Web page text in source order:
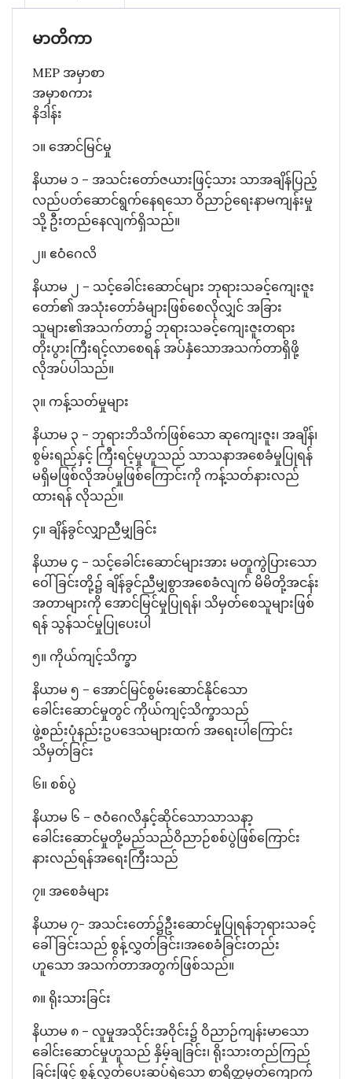
မာတိကာ
MEP အမှာစာ
အမှာစကား
နိဒါန်း
၁။ အောင်မြင်မှု
နိယာမ ၁ – အသင်းတော်ဇယားဖြင့်သား သာအချိန်ပြည့်
လည်ပတ်ဆောင်ရွက်နေရသော ဝိညာဉ်ရေးနာမကျန်းမှု
သို့ ဦးတည်နေလျက်ရှိသည်။
၂။ ဧဝံဂေလိ
နိယာမ ၂ – သင့်ခေါင်းဆောင်များ ဘုရားသခင့်ကျေးဇူး
တော်၏ အသုံးတော်ခံများဖြစ်စေလိုလျှင် အခြား
သူများ၏အသက်တာ၌ ဘုရားသခင့်ကျေးဇူးတရား
တိုးပွားကြီးရင့်လာစေရန် အပ်နှံသောအသက်တာရှိဖို့
လိုအပ်ပါသည်။
၃။ ကန့်သတ်မှုများ
နိယာမ ၃ – ဘုရားဘိသိက်ဖြစ်သော ဆုကျေးဇူး၊ အချိန်၊
စွမ်းရည်နှင့် ကြီးရင့်မှုဟူသည် သာသနာအစေခံမှုပြုရန်
မရှိမဖြစ်လိုအပ်မှုဖြစ်ကြောင်းကို ကန့်သတ်နားလည်
ထားရန် လိုသည်။
၄။ ချိန်ခွင်လျှာညီမျှခြင်း
နိယာမ ၄ – သင့်ခေါင်းဆောင်များအား မတူကွဲပြားသော
ဝေါ်ခြင်းတို့၌ ချိန်ခွင်ညီမျှစွာအစေခံလျက် မိမိတို့အငန်း
အတာများကို အောင်မြင်မှုပြုရန်၊ သိမှတ်စေသူများဖြစ်
ရန် သွန်သင်မှုပြုပေးပါ
၅။ ကိုယ်ကျင့်သိက္ခာ
နိယာမ ၅ – အောင်မြင်စွမ်းဆောင်နိုင်သော
ခေါင်းဆောင်မှုတွင် ကိုယ်ကျင့်သိက္ခာသည်
ဖွဲ့စည်းပုံနည်းဥပဒေသများထက် အရေးပါကြောင်း
သိမှတ်ခြင်း
၆။ စစ်ပွဲ
နိယာမ ၆ – ဇဝံဂေလိနှင့်ဆိုင်သောသာသနာ့
ခေါင်းဆောင်မှုတို့မည်သည်ဝိညာဉ်စစ်ပွဲဖြစ်ကြောင်း
နားလည်ရန်အရေးကြီးသည်
၇။ အစေခံများ
နိယာမ ၇- အသင်းတော်၌ဦးဆောင်မှုပြုရန်ဘုရားသခင့်
ခေါ်ခြင်းသည် စွန့်လွှတ်ခြင်း၊အစေခံခြင်းတည်း
ဟူသော အသက်တာအတွက်ဖြစ်သည်။
၈။ ရိုးသားခြင်း
နိယာမ ၈ – လူမှုအသိုင်းအဝိုင်း၌ ဝိညာဉ်ကျန်းမာသော
ခေါင်းဆောင်မှုဟူသည် နှိမ့်ချခြင်း၊ ရိုးသားတည်ကြည်
ခြင်းဖြင့် စွန့်လွှတ်ပေးဆပ်ရဲသော စာရိတ္တမှတ်ကျောက်